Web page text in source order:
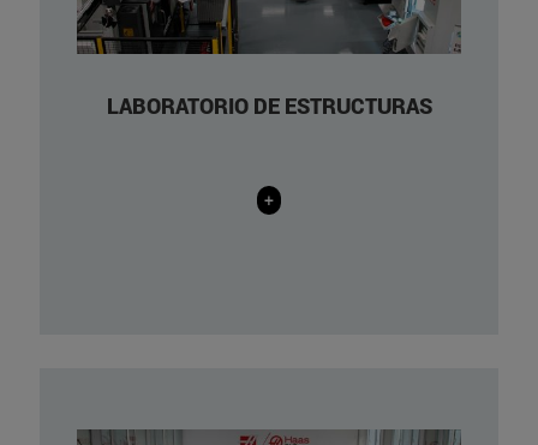
LABORATORIO DE ESTRUCTURAS
+